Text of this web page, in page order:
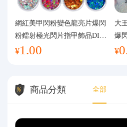
網紅美甲閃粉變色龍亮片爆閃
粉鐳射極光閃片指甲飾品DIY
手工流麻
¥1.00
大
爆
美
¥
商品分類 全部